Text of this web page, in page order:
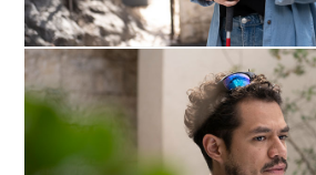
NADA QUE VER,